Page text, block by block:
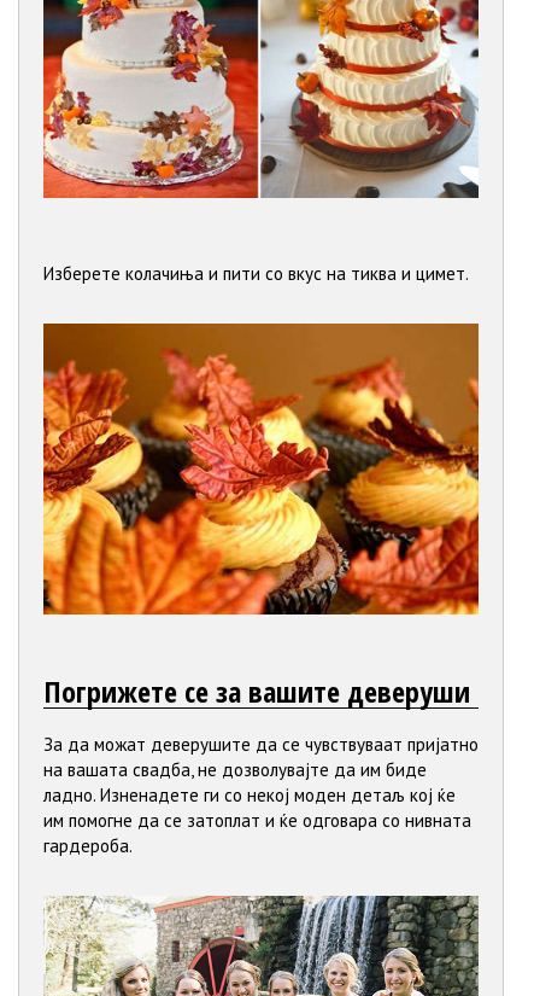
Изберете колачиња и пити со вкус на тиква и цимет.
Погрижете се за вашите деверуши
За да можат деверушите да се чувствуваат пријатно
на вашата свадба, не дозволувајте да им биде
ладно. Изненадете ги со некој моден детаљ кој ќе
им помогне да се затоплат и ќе одговара со нивната
гардероба.